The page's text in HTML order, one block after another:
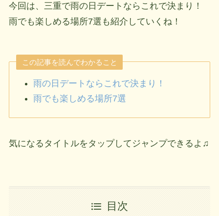
今回は、三重で雨の日デートならこれで決まり！
雨でも楽しめる場所7選も紹介していくね！
この記事を読んでわかること
雨の日デートならこれで決まり！
雨でも楽しめる場所7選
気になるタイトルをタップしてジャンプできるよ♫
目次